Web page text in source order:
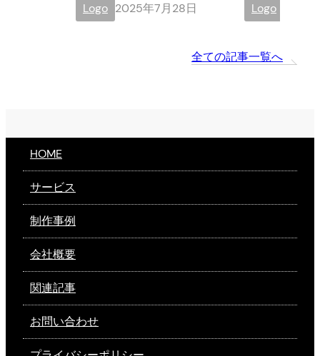
Logo 2025年7月28日 Logo
全ての記事一覧へ
HOME
サービス
制作事例
会社概要
関連記事
お問い合わせ